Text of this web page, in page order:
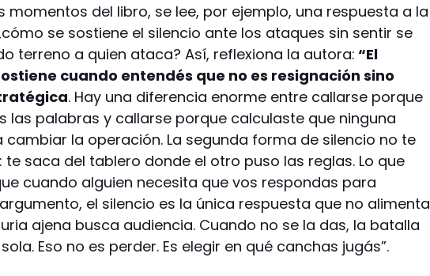
momentos del libro, se lee, por ejemplo, una respuesta a la
se sostiene el silencio ante los ataques sin sentir se
terreno a quien ataca? Así, reflexiona la autora: “El
cuando entendés que no es resignación sino
. Hay una diferencia enorme entre callarse porque
las palabras y callarse porque calculaste que ninguna
cambiar la operación. La segunda forma de silencio no te
te saca del tablero donde el otro puso las reglas. Lo que
cuando alguien necesita que vos respondas para
el silencio es la única respuesta que no alimenta
ajena busca audiencia. Cuando no se la das, la batalla
Eso no es perder. Es elegir en qué canchas jugás”.